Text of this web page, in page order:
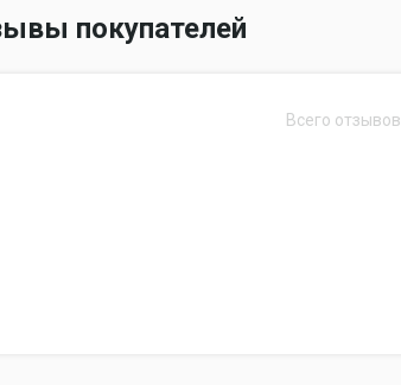
покупателей
Всего отзывов